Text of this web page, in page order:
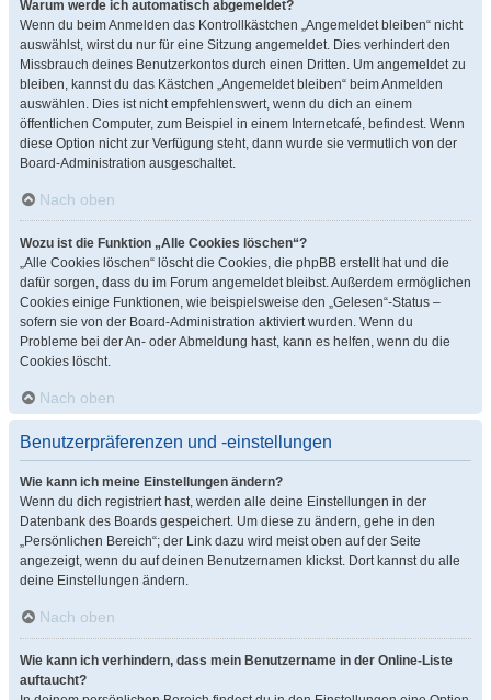
Warum werde ich automatisch abgemeldet?
Wenn du beim Anmelden das Kontrollkästchen „Angemeldet bleiben“ nicht
auswählst, wirst du nur für eine Sitzung angemeldet. Dies verhindert den
Missbrauch deines Benutzerkontos durch einen Dritten. Um angemeldet zu
bleiben, kannst du das Kästchen „Angemeldet bleiben“ beim Anmelden
auswählen. Dies ist nicht empfehlenswert, wenn du dich an einem
öffentlichen Computer, zum Beispiel in einem Internetcafé, befindest. Wenn
diese Option nicht zur Verfügung steht, dann wurde sie vermutlich von der
Board-Administration ausgeschaltet.
Nach oben
Wozu ist die Funktion „Alle Cookies löschen“?
„Alle Cookies löschen“ löscht die Cookies, die phpBB erstellt hat und die
dafür sorgen, dass du im Forum angemeldet bleibst. Außerdem ermöglichen
Cookies einige Funktionen, wie beispielsweise den „Gelesen“-Status –
sofern sie von der Board-Administration aktiviert wurden. Wenn du
Probleme bei der An- oder Abmeldung hast, kann es helfen, wenn du die
Cookies löscht.
Nach oben
Benutzerpräferenzen und -einstellungen
Wie kann ich meine Einstellungen ändern?
Wenn du dich registriert hast, werden alle deine Einstellungen in der
Datenbank des Boards gespeichert. Um diese zu ändern, gehe in den
„Persönlichen Bereich“; der Link dazu wird meist oben auf der Seite
angezeigt, wenn du auf deinen Benutzernamen klickst. Dort kannst du alle
deine Einstellungen ändern.
Nach oben
Wie kann ich verhindern, dass mein Benutzername in der Online-Liste
auftaucht?